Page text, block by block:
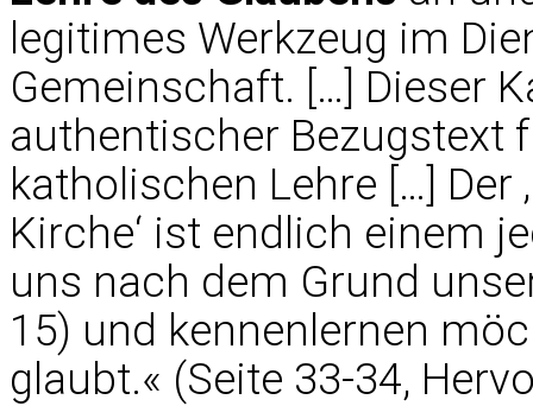
legitimes Werkzeug im
Gemeinschaft. […] Dieser
authentischer Bezugstext
katholischen Lehre […]
Kirche‘ ist endlich einem
uns nach dem Grund
15) und kennenlernen
glaubt.« (Seite 33-34,